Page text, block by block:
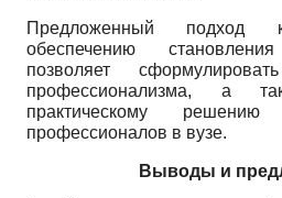
Предложенный подход к
обеспечению
позволяет
профессионализма, а
практическому решению
профессионалов в вузе.
Выводы и